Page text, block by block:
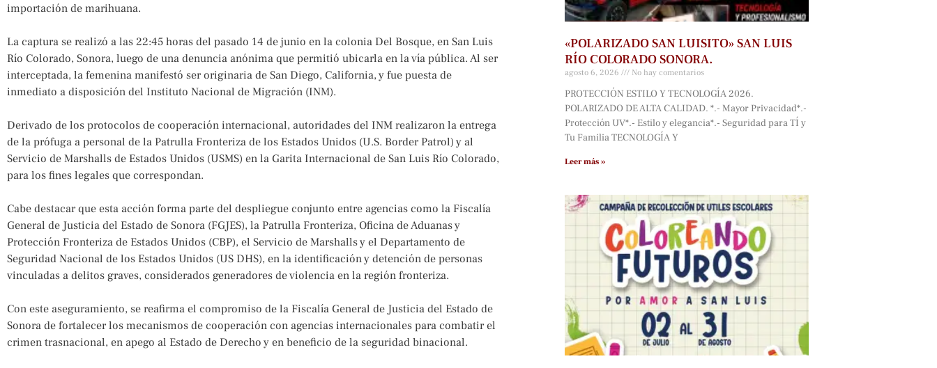
importación de marihuana.
La captura se realizó a las 22:45 horas del pasado 14 de junio en la colonia Del Bosque, en San Luis
Río Colorado, Sonora, luego de una denuncia anónima que permitió ubicarla en la vía pública. Al ser
interceptada, la femenina manifestó ser originaria de San Diego, California, y fue puesta de
inmediato a disposición del Instituto Nacional de Migración (INM).
Derivado de los protocolos de cooperación internacional, autoridades del INM realizaron la entrega
de la prófuga a personal de la Patrulla Fronteriza de los Estados Unidos (U.S. Border Patrol) y al
Servicio de Marshalls de Estados Unidos (USMS) en la Garita Internacional de San Luis Río Colorado,
para los fines legales que correspondan.
Cabe destacar que esta acción forma parte del despliegue conjunto entre agencias como la Fiscalía
General de Justicia del Estado de Sonora (FGJES), la Patrulla Fronteriza, Oficina de Aduanas y
Protección Fronteriza de Estados Unidos (CBP), el Servicio de Marshalls y el Departamento de
Seguridad Nacional de los Estados Unidos (US DHS), en la identificación y detención de personas
vinculadas a delitos graves, considerados generadores de violencia en la región fronteriza.
Con este aseguramiento, se reafirma el compromiso de la Fiscalía General de Justicia del Estado de
Sonora de fortalecer los mecanismos de cooperación con agencias internacionales para combatir el
crimen trasnacional, en apego al Estado de Derecho y en beneficio de la seguridad binacional.
«POLARIZADO SAN LUISITO» SAN LUIS
RÍO COLORADO SONORA.
agosto 6, 2026 No hay comentarios
PROTECCIÓN ESTILO Y TECNOLOGÍA 2026.
POLARIZADO DE ALTA CALIDAD. *.- Mayor Privacidad*.-
Protección UV*.- Estilo y elegancia*.- Seguridad para TÍ y
Tu Familia TECNOLOGÍA Y
Leer más »